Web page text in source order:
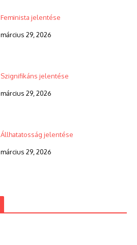
Feminista jelentése
március 29, 2026
Szignifikáns jelentése
március 29, 2026
Állhatatosság jelentése
március 29, 2026